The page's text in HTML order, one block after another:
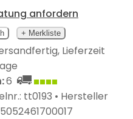
anfordern
+ Merkliste
Lieferzeit
6
tt0193 • Hersteller
5052461700017